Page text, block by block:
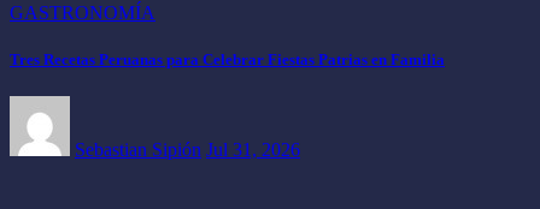
GASTRONOMÍA
Tres Recetas Peruanas para Celebrar Fiestas Patrias en Familia
Sebastian Sipión Jul 31, 2026